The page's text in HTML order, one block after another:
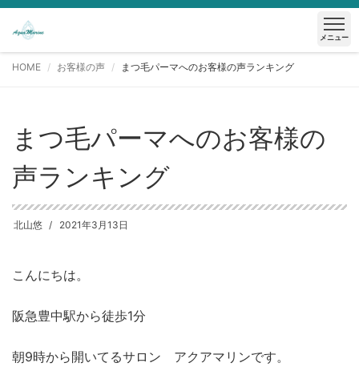
メニュー
HOME お客様の声 まつ毛パーマへのお客様の声ランキング
まつ毛パーマへのお客様の
声ランキング
北山悠 2021年3月13日
こんにちは。
阪急豊中駅から徒歩1分
朝9時から開いてるサロン アクアマリンです。